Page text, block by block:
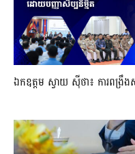
ឯកឧត្តម ស្វាយ ស៊ីថា៖ ការពង្រឹង